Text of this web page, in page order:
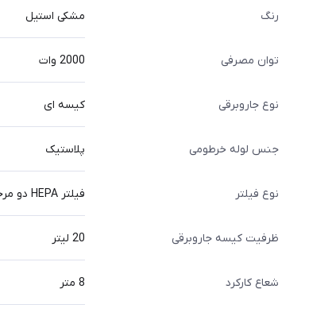
رنگ مشکی استیل
توان مصرفی 2000 وات
نوع جاروبرقی کیسه ای
جنس لوله خرطومی پلاستیک
نوع فیلتر فیلتر HEPA دو مرحله ای
ظرفیت کیسه جاروبرقی 20 لیتر
شعاع کارکرد 8 متر